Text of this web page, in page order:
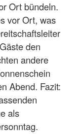
Ort bündeln.
vor Ort, was
den
andere
Abend. Fazit:
als